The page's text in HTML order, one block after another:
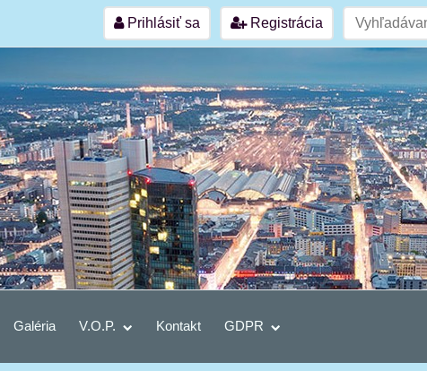
Prihlásiť sa Registrácia
Galéria V.O.P. Kontakt GDPR